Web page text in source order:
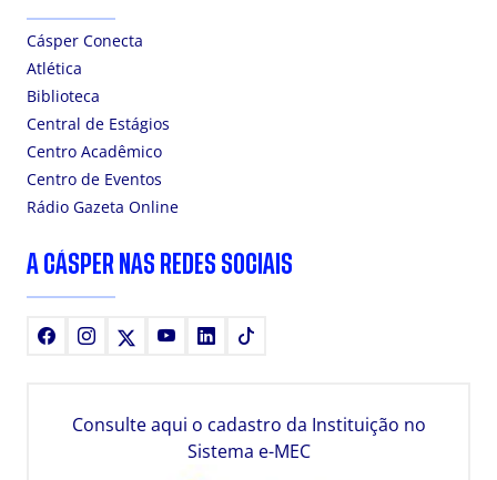
Cásper Conecta
Atlética
Biblioteca
Central de Estágios
Centro Acadêmico
Centro de Eventos
Rádio Gazeta Online
A CÁSPER NAS REDES SOCIAIS
FacebookInstagram YoutubeLinkedIn
Consulte aqui o cadastro da Instituição no
Sistema e-MEC